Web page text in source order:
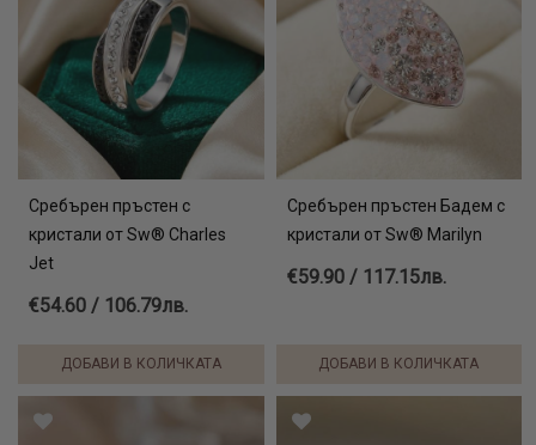
Сребърен пръстен с
кристали от Sw® Charles
Jet
€54.60 / 106.79лв.
ДОБАВИ В КОЛИЧКАТА
Сребърен пръстен Бадем с
кристали от Sw® Marilyn
€59.90 / 117.15лв.
ДОБАВИ В КОЛИЧКАТА